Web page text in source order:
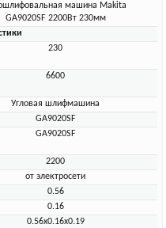
машина Makita
GA9020SF 2200Вт 230мм
230
6600
Угловая шлифмашина
GA9020SF
GA9020SF
2200
от электросети
0.56
0.16
0.56x0.16x0.19